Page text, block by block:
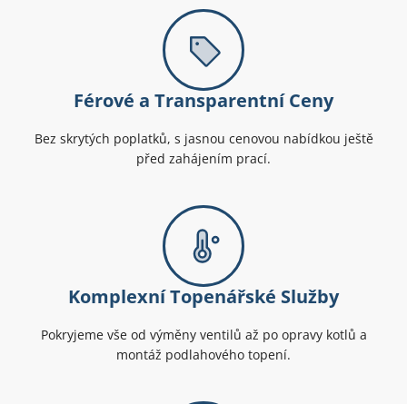
Férové a Transparentní Ceny
Bez skrytých poplatků, s jasnou cenovou nabídkou ještě
před zahájením prací.
Komplexní Topenářské Služby
Pokryjeme vše od výměny ventilů až po opravy kotlů a
montáž podlahového topení.